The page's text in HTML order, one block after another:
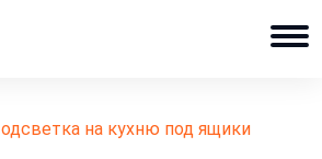
подсветка на кухню под ящики